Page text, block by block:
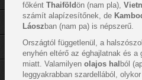
főként Thaiföldön (nam pla),
számít alapízesítőnek, de
Láosz ban (nam pa) is népszerű.
Országtól függetlenül, a
enyhén eltérő az éghajlatnak és
miatt. Valamilyen olajos hal ból
leggyakrabban szardellából,